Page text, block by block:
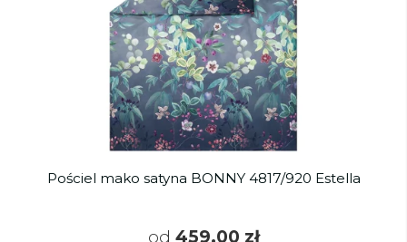
Pościel mako satyna BONNY 4817/920 Estella
od 459,00 zł